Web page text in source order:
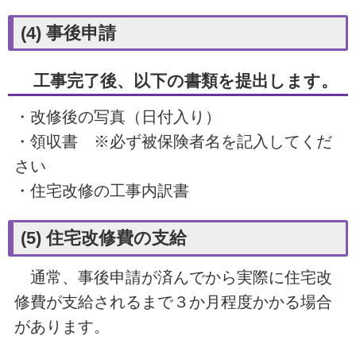
(4) 事後申請
工事完了後、以下の書類を提出します。
・改修後の写真（日付入り）
・領収書 ※必ず被保険者名を記入してくだ
さい
・住宅改修の工事内訳書
(5) 住宅改修費の支給
通常、事後申請が済んでから実際に住宅改
修費が支給されるまで３か月程度かかる場合
があります。